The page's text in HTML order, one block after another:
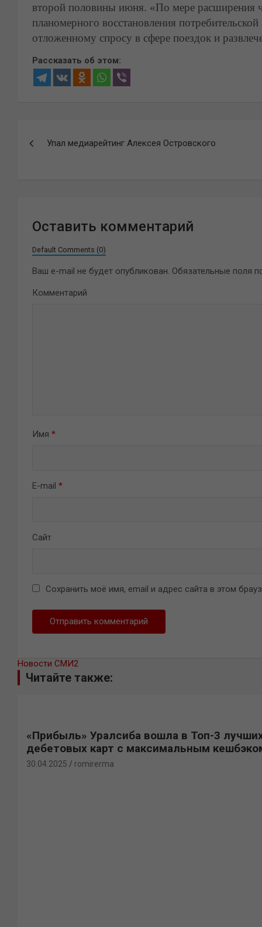
второй половины июня. «По мере расширения
планомерного восстановления
отложенному спросу в сфере поездок и
Рассказать об этом:
Упал медиарейтинг Алексея Островского
Оставить комментарий
Default Comments (0)
Ваш e-mail не будет опубликован. Обязательные поля
Комментарий
Имя *
E-mail *
Сайт
Сохранить моё имя, email и адрес сайта в этом
Новости СМИ2
Читайте также:
«Прибыль» Уралсиба вошла в Топ-3
дебетовых карт с максимальным
30.04.2025 romirerma